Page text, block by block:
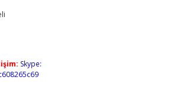
Skype: